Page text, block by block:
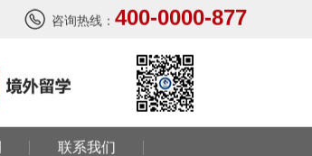
咨询热线： 400-0000-877
联系我们